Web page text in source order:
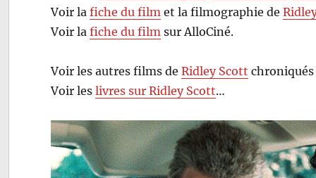
Voir lafiche du film et la filmographie de
Voir lafiche du film sur AlloCiné.
Voir les autres films deRidley Scott
Voir leslivres sur Ridley Scott…